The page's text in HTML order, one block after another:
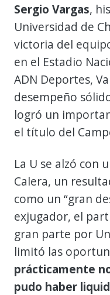
Sergio Vargas,
Universidad de
victoria del
en el Estadio
ADN Deportes,
desempeño
logró un
el título del
La U se alzó con
Calera, un
como un “gran
exjugador, el
gran parte por
limitó las
prácticamente
pudo haber